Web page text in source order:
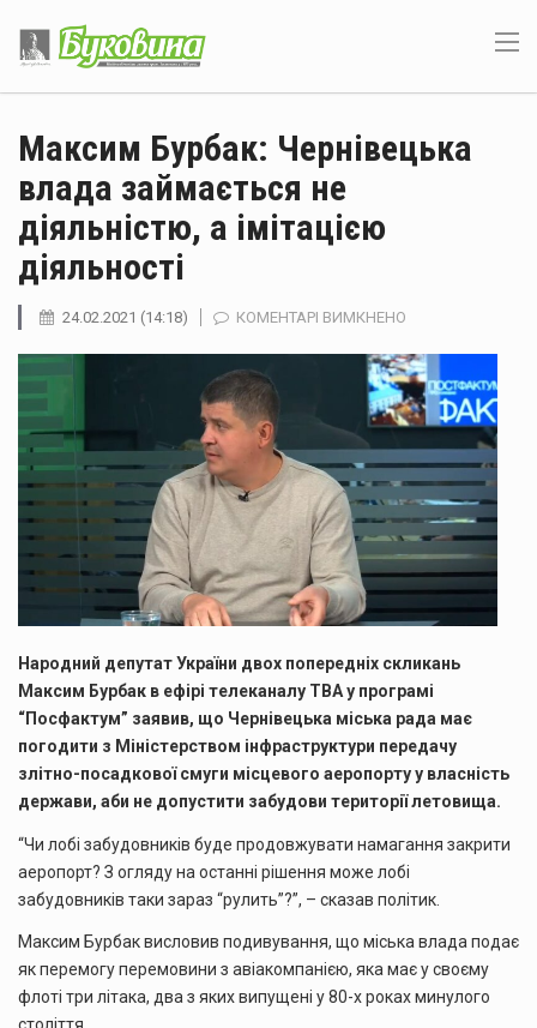
Максим Бурбак: Чернівецька
влада займається не
діяльністю, а імітацією
діяльності
24.02.2021 (14:18) КОМЕНТАРІ ВИМКНЕНО
БУРБАК:
ЧЕРНІВЕЦЬКА
ВЛАДА
ЗАЙМАЄТЬСЯ
НЕ
А
ІМІТАЦІЄЮ
ДІЯЛЬНОСТІ
Народний депутат України двох попередніх скликань
Максим Бурбак в ефірі телеканалу ТВА у програмі
“Посфактум” заявив, що Чернівецька міська рада має
погодити з Міністерством інфраструктури передачу
злітно-посадкової смуги місцевого аеропорту у власність
держави, аби не допустити забудови території летовища.
“Чи лобі забудовників буде продовжувати намагання закрити
аеропорт? З огляду на останні рішення може лобі
забудовників таки зараз “рулить”?”, – сказав політик.
Максим Бурбак висловив подивування, що міська влада подає
як перемогу перемовини з авіакомпанією, яка має у своєму
флоті три літака, два з яких випущені у 80-х роках минулого